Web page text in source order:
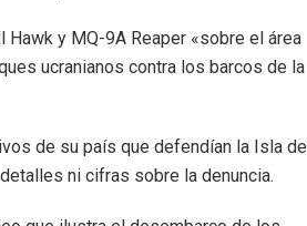
y MQ-9A Reaper «sobre el área
ucranianos contra los barcos de la
de su país que defendían la Isla de
ni cifras sobre la denuncia.